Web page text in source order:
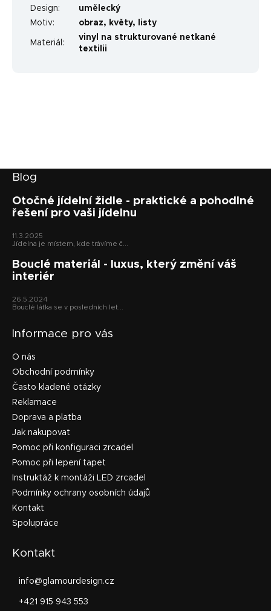
Design:
umělecký
Motiv: obraz, květy, listy
Materiál :
vinyl na strukturované netkané
textilii
Blog
Otočné jídelní židle - praktické a pohodlné
řešení pro vaši jídelnu
11.3.2025
Jídelna je místem, kde trávíme č...
Bouclé materiál - luxus, který změní váš
interiér
26.5.2024
Bouclé látka se v posledních let...
Informace pro vás
O nás
Obchodní podmínky
Často kladené otázky
Reklamace
Doprava a platba
Jak nakupovat
Pomoc při konfiguraci zrcadel
Pomoc při lepení tapet
Instruktáž k montáži LED zrcadel
Podmínky ochrany osobních údajů
Kontakt
Spolupráce
Kontakt
info@glamourdesign.cz
+421 915 943 553